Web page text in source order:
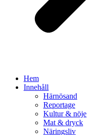
Hem
Innehåll
Härnösand
Reportage
Kultur & nöje
Mat & dryck
Näringsliv